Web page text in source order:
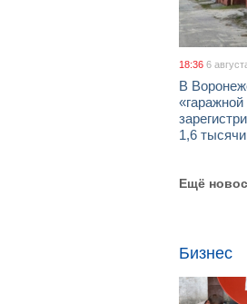
18:36 6
В
1,6
Ещё
Бизнес